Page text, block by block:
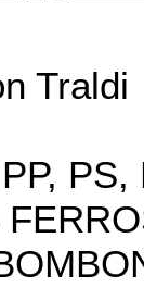
Traldi